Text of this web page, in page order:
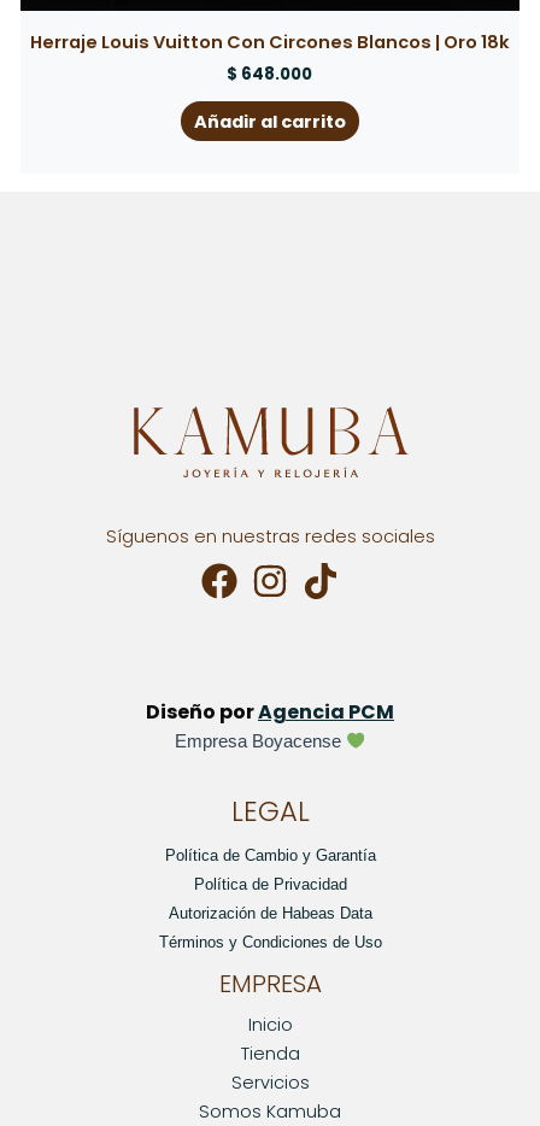
Herraje Rolex Tambor | Oro 18k
$412.000
Añadir al carrito
Síguenos en nuestras redes sociales
Diseño porAgencia PCM
Empresa Boyacense
LEGAL
Política de Cambio y Garantía
Política de Privacidad
Autorización de Habeas Data
Términos y Condiciones de Uso
EMPRESA
Inicio
Tienda
Servicios
Somos Kamuba